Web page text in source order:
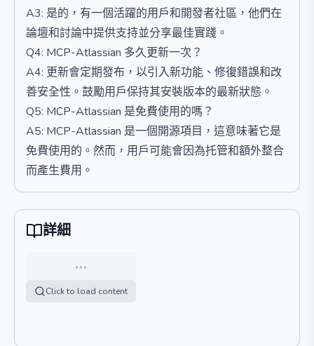
A3: 是的，有一個活躍的用戶和開發者社區，他們在
論壇和討論中提供支持並分享最佳實踐。
Q4: MCP-Atlassian 多久更新一次？
A4: 更新會定期發布，以引入新功能、修復錯誤和改
善安全性。鼓勵用戶保持其安裝版本的最新狀態。
Q5: MCP-Atlassian 是免費使用的嗎？
A5: MCP-Atlassian 是一個開源項目，這意味著它是
免費使用的。然而，用戶可能會因為托管和額外整合
而產生費用。
詳細
…
Click to load content